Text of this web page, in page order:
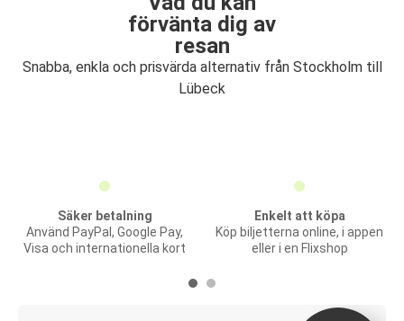
förvänta dig av
resan
Snabba, enkla och prisvärda alternativ från Stockholm till
Lübeck
Säker betalning
Använd PayPal, Google Pay,
Visa och internationella kort
Enkelt att köpa
Köp biljetterna online, i appen
eller i en Flixshop